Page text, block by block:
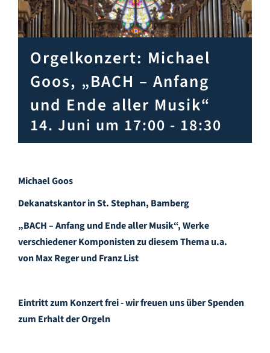
Infozentrum
Lernort
Kulinarik
Deutsch
Orgelkonzert: Michael
Goos, „BACH – Anfang
und Ende aller Musik“
14. Juni um 17:00 - 18:30
Michael Goos
Dekanatskantor in St. Stephan, Bamberg
„BACH – Anfang und Ende aller Musik“, Werke
verschiedener Komponisten zu diesem Thema u.a.
vonMax Reger und Franz List
Eintritt zum Konzert frei - wir freuen uns über Spenden
zum Erhalt der Orgeln